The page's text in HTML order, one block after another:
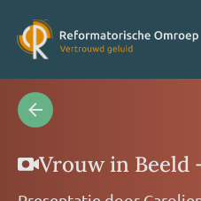
Vrouw in Beeld